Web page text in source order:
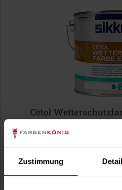
Zustimmung
Cetol
Elastischer, deckender